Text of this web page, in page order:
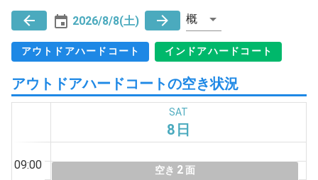
2026/8/8(土) 概
アウトドアハードコート インドアハードコート
アウトドアハードコートの空き状況
SAT
8日
09:00 空き 2面